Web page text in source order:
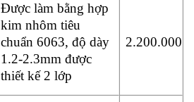
Được làm bằng hợp
kim nhôm tiêu
chuẩn 6063, độ dày
1.2-2.3mm được
thiết kế 2 lớp
2.200.000